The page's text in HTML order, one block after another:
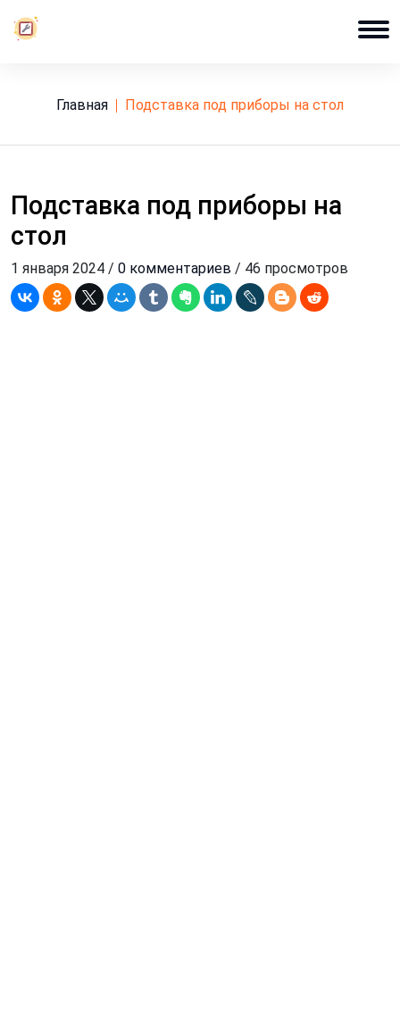
Главная подставка под приборы на стол
Подставка под приборы на
стол
1 января 2024 / 0 комментариев / 46 просмотров